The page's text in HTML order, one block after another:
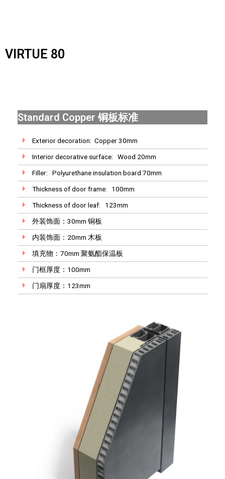
VIRTUE 80
Standard Copper 铜板标准
Exterior decoration: Copper 30mm
Interior decorative surface: Wood 20mm
Filler: Polyurethane insulation board 70mm
Thickness of door frame: 100mm
Thickness of door leaf: 123mm
外装饰面：30mm 铜板
内装饰面：20mm 木板
填充物：70mm 聚氨酯保温板
门框厚度：100mm
门扇厚度：123mm